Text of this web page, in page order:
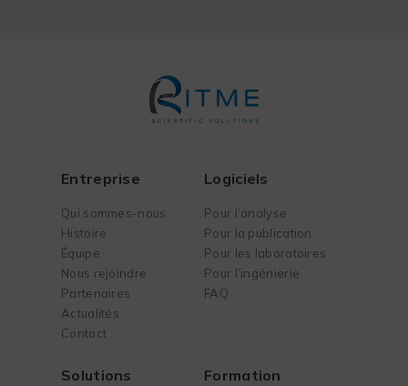
Entreprise
Qui sommes-nous
Histoire
Équipe
Nous rejoindre
Partenaires
Actualités
Contact
Logiciels
Pour l’analyse
Pour la publication
Pour les laboratoires
Pour l’ingénierie
FAQ
Solutions Formation